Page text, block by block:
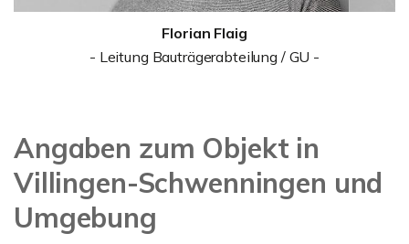
Florian Flaig
- Leitung Bauträgerabteilung / GU -
Angaben zum Objekt in
Villingen-Schwenningen und
Umgebung